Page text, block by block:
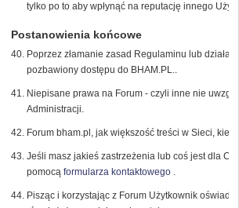
tylko po to aby wpłynąć na reputację innego
Postanowienia końcowe
Poprzez złamanie zasad Regulaminu lub
pozbawiony dostępu do BHAM.PL..
Niepisane prawa na Forum - czyli inne nie
Administracji.
Forum bham.pl, jak większość treści w Sieci,
Jeśli masz jakieś zastrzeżenia lub coś jest dla
pomocą formularza kontaktowego.
Pisząc i korzystając z Forum Użytkownik